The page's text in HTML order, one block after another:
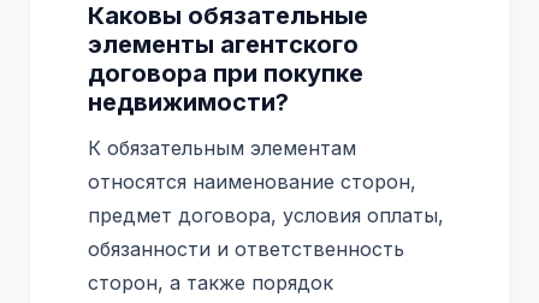
Каковы обязательные
элементы агентского
договора при покупке
недвижимости?
К обязательным элементам
относятся наименование сторон,
предмет договора, условия оплаты,
обязанности и ответственность
сторон, а также порядок